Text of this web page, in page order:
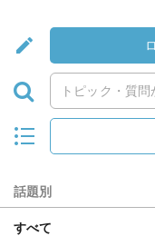
話題別
すべて